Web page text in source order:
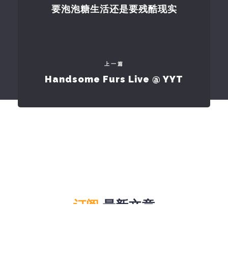
要泡泡糖生活还是要残酷现实
上一篇
Handsome Furs Live @ YYT
订阅 最新文章